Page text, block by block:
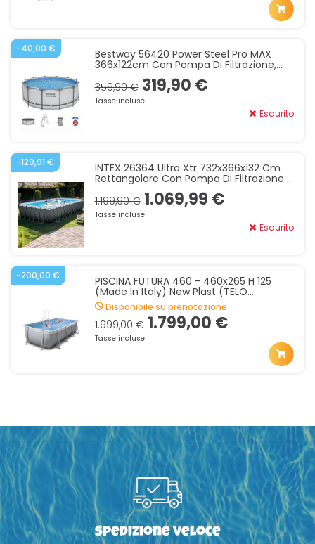
-40,00 € Bestway 56420 Power Steel Pro MAX
366x122cm Con Pompa Di Filtrazione,
Scaletta, Telo Di Copertura
359,90 € 319,90 €
Tasse incluse
Esaurito
-129,91 € INTEX 26364 Ultra Xtr 732x366x132 Cm
Rettangolare Con Pompa Di Filtrazione A
Sabbia, Scaletta, Telo Di Copertura
1.199,90 € 1.069,99 €
Tasse incluse
Esaurito
-200,00 € PISCINA FUTURA 460 - 460x265 H 125
(made In Italy) New Plast (TELO
AZZURRO)
Disponibile su prenotazione
1.999,00 € 1.799,00 €
Tasse incluse
Spedizione veloce